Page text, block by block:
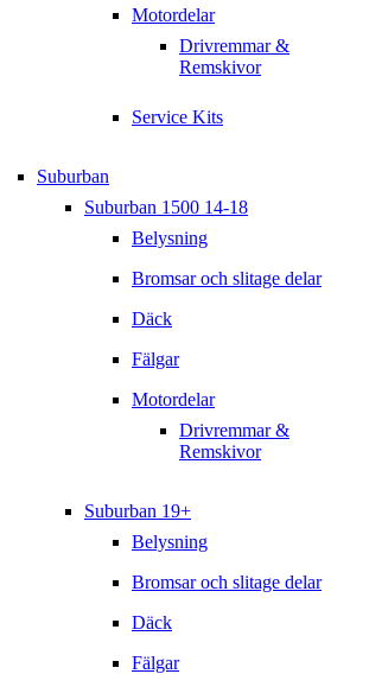
Motordelar
Drivremmar &
Remskivor
Service Kits
Suburban
Suburban 1500 14-18
Belysning
Bromsar och slitage delar
Däck
Fälgar
Motordelar
Drivremmar &
Remskivor
Suburban 19+
Belysning
Bromsar och slitage delar
Däck
Fälgar